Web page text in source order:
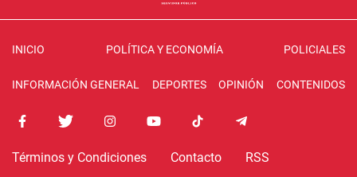
INICIO POLÍTICA Y ECONOMÍA POLICIALES
INFORMACIÓN GENERAL DEPORTES OPINIÓN CONTENIDOS
Términos y Condiciones Contacto RSS